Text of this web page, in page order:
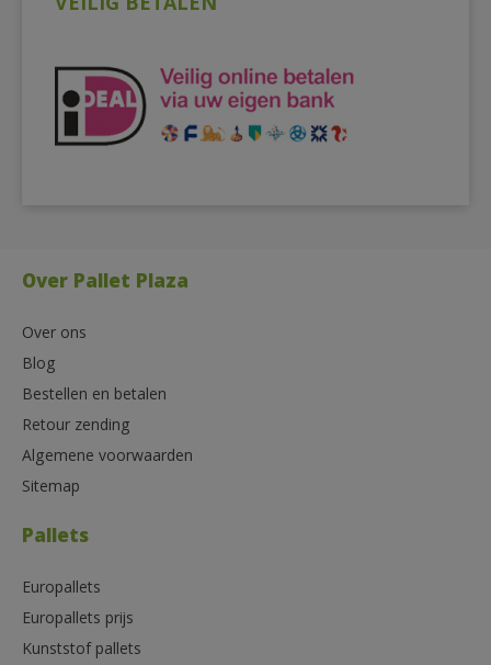
Over Pallet Plaza
Over ons
Blog
Bestellen en betalen
Retour zending
Algemene voorwaarden
Sitemap
Pallets
Europallets
Europallets prijs
Kunststof pallets